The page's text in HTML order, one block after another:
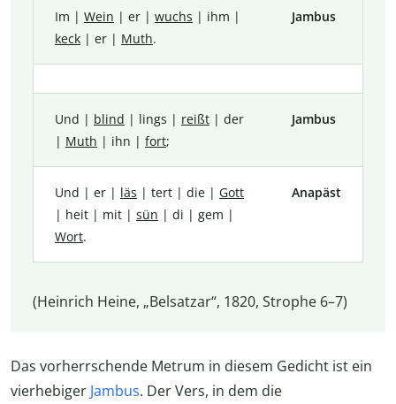
Im | Wein | er | wuchs | ihm |
keck| er | Muth.
Jambus
Und | blind | lings | reißt| der
| Muth | ihn | fort;
Jambus
Und | er | läs | tert | die | Gott
| heit | mit | sün | di | gem |
Wort.
Anapäst
(Heinrich Heine, „Belsatzar“, 1820, Strophe 6–7)
Das vorherrschende Metrum in diesem Gedicht ist ein
vierhebiger Jambus. Der Vers, in dem die